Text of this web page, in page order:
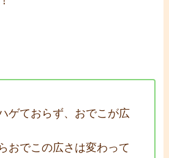
ゲておらず、おでこが広
おでこの広さは変わって